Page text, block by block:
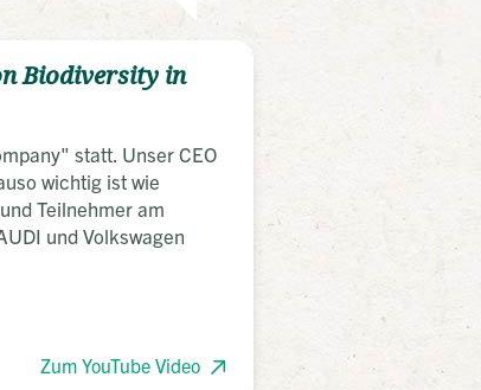
Biodiversity in
statt. Unser CEO
wichtig ist wie
Teilnehmer am
und Volkswagen
Zum YouTube Video